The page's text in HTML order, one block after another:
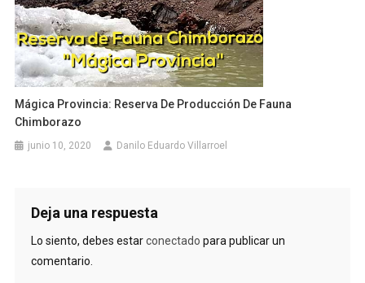
Mágica Provincia: Reserva De Producción De Fauna
Chimborazo
junio 10, 2020 Danilo Eduardo Villarroel
Deja una respuesta
Lo siento, debes estarconectado para publicar un
comentario.